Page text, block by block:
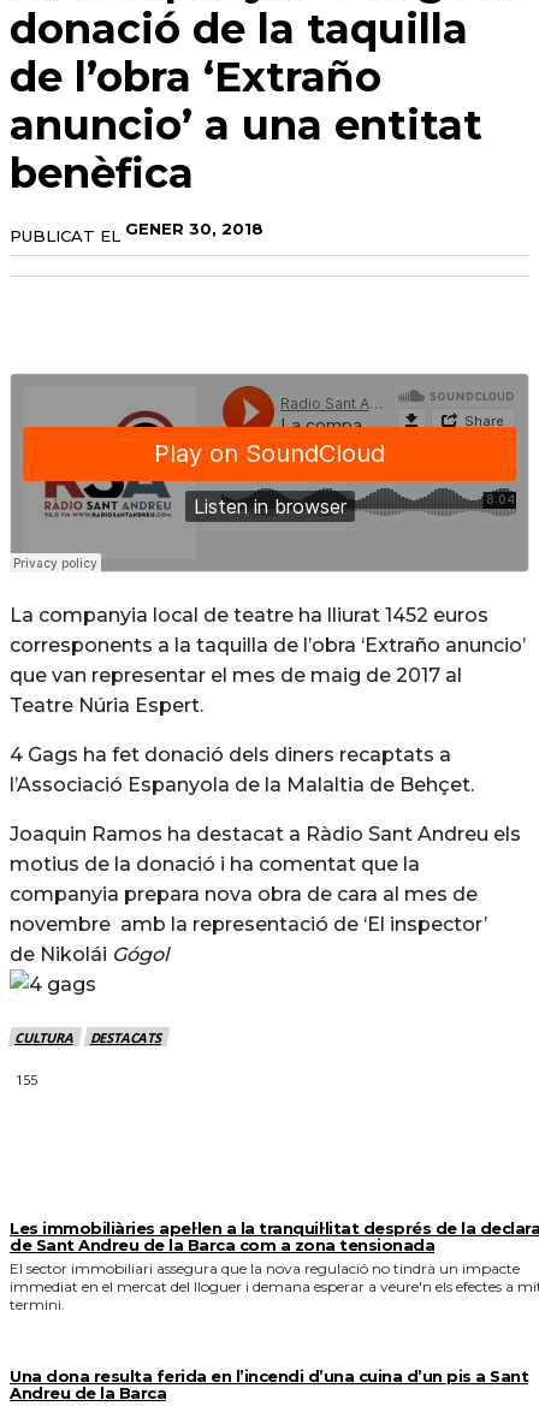
donació de la taquilla
de l’obra ‘Extraño
anuncio’ a una entitat
benèfica
PUBLICAT EL GENER 30, 2018
La companyia local de teatre ha lliurat 1452 euros
corresponents a la taquilla de l’obra ‘Extraño anuncio’
que van representar el mes de maig de 2017 al
Teatre Núria Espert.
4 Gags ha fet donació dels diners recaptats a
l’Associació Espanyola de la Malaltia de Behçet.
Joaquin Ramos ha destacat a Ràdio Sant Andreu els
motius de la donació i ha comentat que la
companyia prepara nova obra de cara al mes de
novembre amb la representació de ‘El inspector’
de Nikolái Gógol
CULTURA DESTACATS
155
Les immobiliàries apel·len a la tranquil·litat després de la
de Sant Andreu de la Barca com a zona tensionada
El sector immobiliari assegura que la nova regulació no tindrà un impacte
immediat en el mercat del lloguer i demana esperar a veure'n els efectes a
termini.
Una dona resulta ferida en l’incendi d’una cuina d’un pis a Sant
Andreu de la Barca